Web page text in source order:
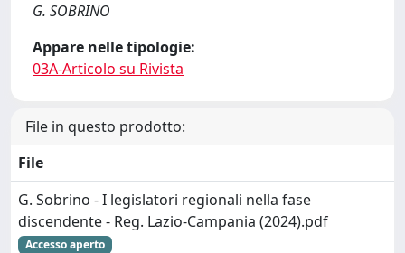
G. SOBRINO
Appare nelle tipologie:
03A-Articolo su Rivista
File in questo prodotto:
File
G. Sobrino - I legislatori regionali nella fase
discendente - Reg. Lazio-Campania (2024).pdf
Accesso aperto